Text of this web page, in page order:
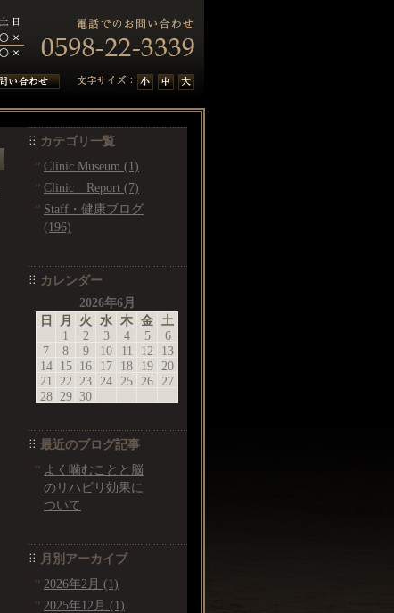
カテゴリ一覧
Clinic Museum (1)
Clinic Report (7)
Staff・健康ブログ
(196)
カレンダー
2026年6月
日
月 火 水 木 金
土
1
2 3 4 5
6
7
8 9 10 11 12
13
14 15 16 17 18 19
20
21
22 23 24 25 26
27
28 29 30
最近のブログ記事
よく噛むことと脳
のリハビリ効果に
ついて
月別アーカイブ
2026年2月 (1)
2025年12月 (1)